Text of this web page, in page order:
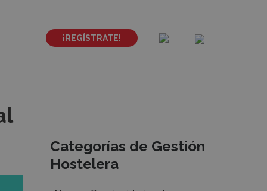
¡REGÍSTRATE!
Recursos
Categorías de Gestión
Hostelera